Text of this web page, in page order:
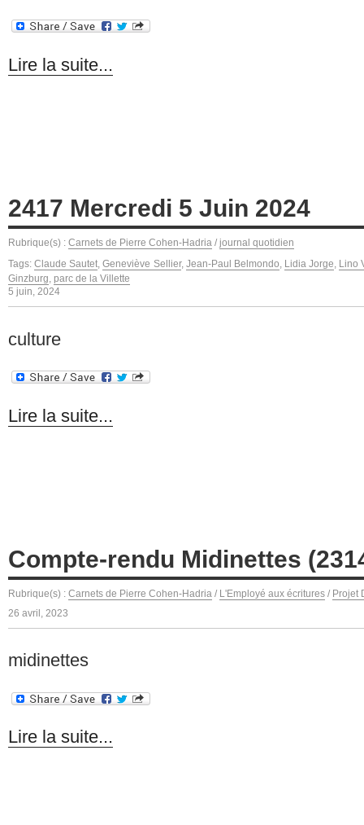
Lire la suite...
2417 Mercredi 5 Juin 2024
Rubrique(s) : Carnets de Pierre Cohen-Hadria / journal quotidien
Tags:Claude Sautet,Geneviève Sellier, Jean-Paul Belmondo, Lidia Jorge, Lino
Ginzburg, parc de la Villette
5 juin, 2024
culture
Lire la suite...
Compte-rendu Midinettes
Rubrique(s) : Carnets de Pierre Cohen-Hadria / L'Employé aux écritures / Projet
26 avril, 2023
midinettes
Lire la suite...